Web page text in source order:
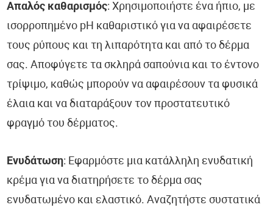
Απαλός καθαρισμός: Χρησιμοποιήστε ένα ήπιο, με
ισορροπημένο pH καθαριστικό για να αφαιρέσετε
τους ρύπους και τη λιπαρότητα και από το δέρμα
σας. Αποφύγετε τα σκληρά σαπούνια και το έντονο
τρίψιμο, καθώς μπορούν να αφαιρέσουν τα φυσικά
έλαια και να διαταράξουν τον προστατευτικό
φραγμό του δέρματος.
Ενυδάτωση: Εφαρμόστε μια κατάλληλη ενυδατική
κρέμα για να διατηρήσετε το δέρμα σας
ενυδατωμένο και ελαστικό. Αναζητήστε συστατικά